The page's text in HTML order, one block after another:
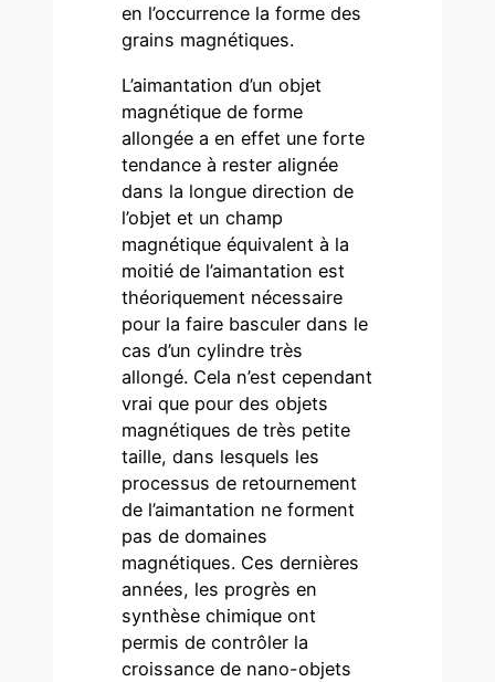
en l’occurrence la forme des
grains magnétiques.
L’aimantation d’un objet
magnétique de forme
allongée a en effet une forte
tendance à rester alignée
dans la longue direction de
l’objet et un champ
magnétique équivalent à la
moitié de l’aimantation est
théoriquement nécessaire
pour la faire basculer dans le
cas d’un cylindre très
allongé. Cela n’est cependant
vrai que pour des objets
magnétiques de très petite
taille, dans lesquels les
processus de retournement
de l’aimantation ne forment
pas de domaines
magnétiques. Ces dernières
années, les progrès en
synthèse chimique ont
permis de contrôler la
croissance de nano-objets